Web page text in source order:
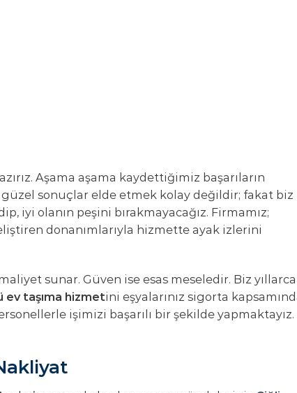
Aşama aşama kaydettiğimiz başarıların
sonuçlar elde etmek kolay değildir; fakat biz
iyi olanın peşini bırakmayacağız. Firmamız;
donanımlarıyla hizmette ayak izlerini
sunar. Güven ise esas meseledir. Biz yıllarca
ev taşıma hizmetini eşyalarınız sigorta
işimizi başarılı bir şekilde yapmaktayız.